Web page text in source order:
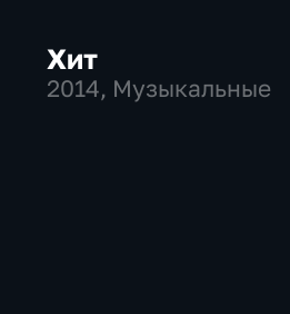
Хит
2014, Музыкальные